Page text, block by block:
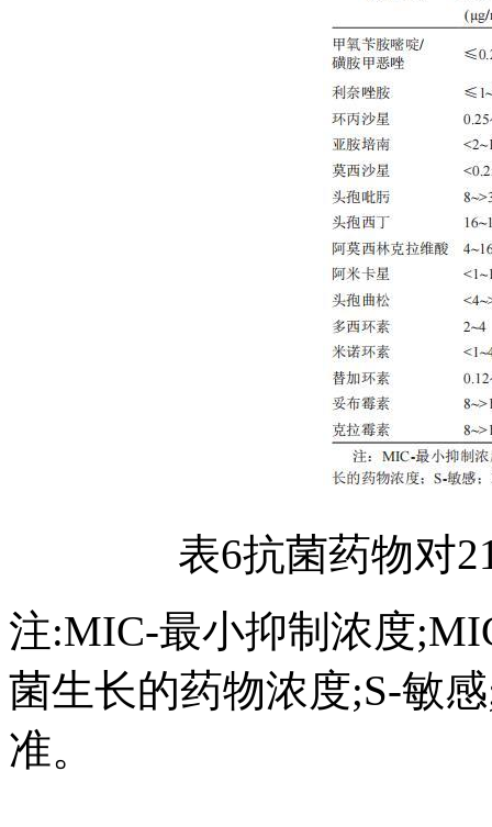
表6抗菌药物对
注:MIC-最小抑制浓度
菌生长的药物浓度;S-敏
准。